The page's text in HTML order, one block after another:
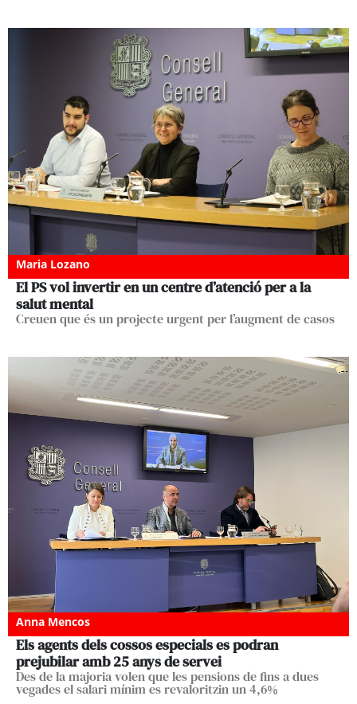
Maria Lozano
El PS vol invertir en un centre d’atenció per a la
salut mental
Creuen que és un projecte urgent per l’augment de casos
Anna Mencos
Els agents dels cossos especials es podran
prejubilar amb 25 anys de servei
Des de la majoria volen que les pensions de fins a dues
vegades el salari mínim es revaloritzin un 4,6%